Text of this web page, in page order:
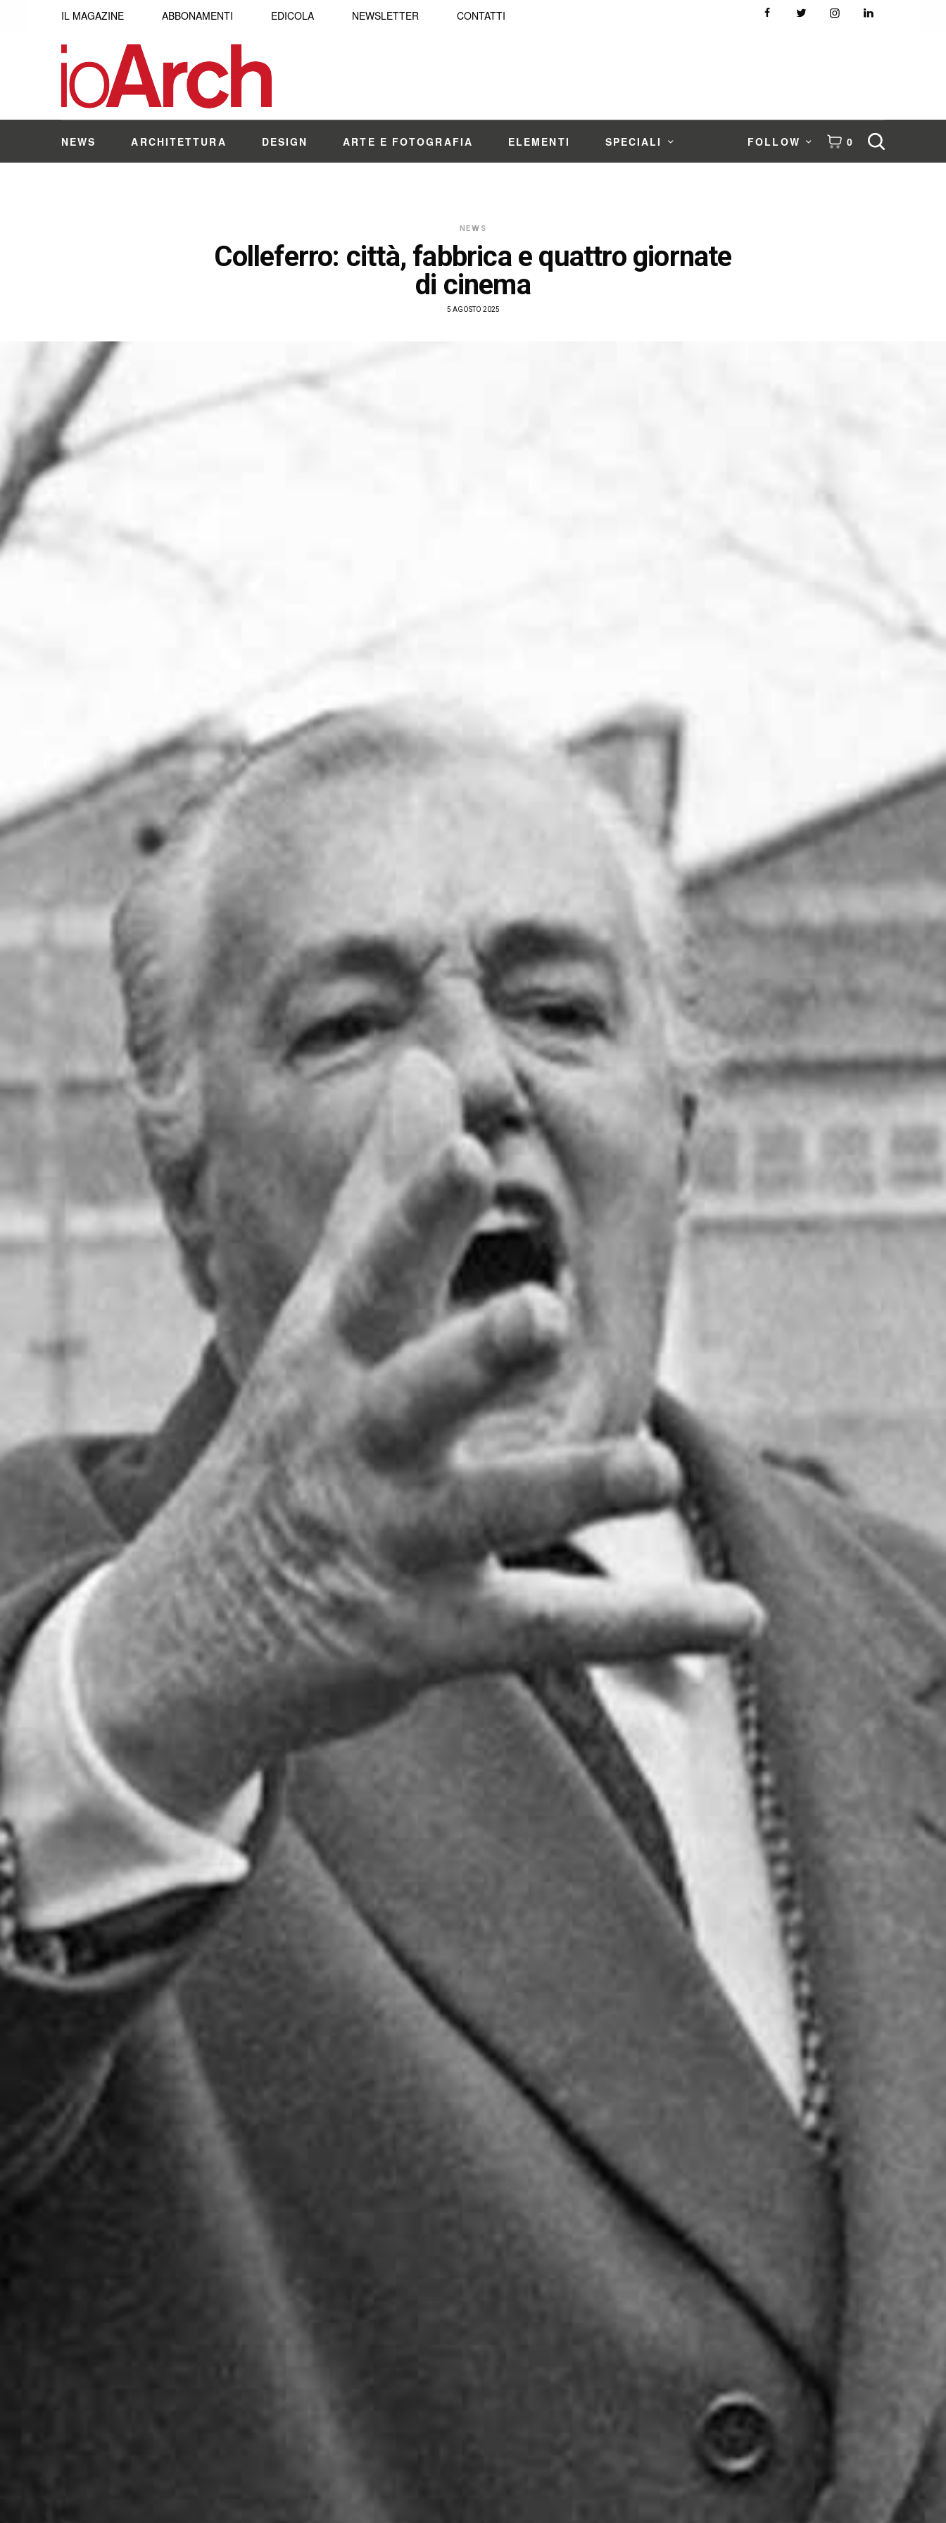
IL MAGAZINE ABBONAMENTI EDICOLA NEWSLETTER CONTATTI
NEWS ARCHITETTURA DESIGN ARTE E FOTOGRAFIA ELEMENTI SPECIALI FOLLOW 0
NEWS
Colleferro: città, fabbrica e quattro giornate
di cinema
5 AGOSTO 2025